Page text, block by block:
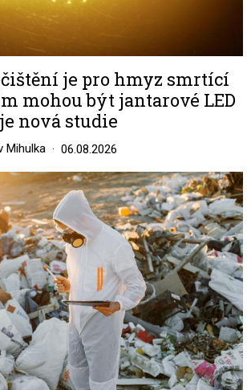
je pro hmyz smrtící
mohou být jantarové LED
nová studie
Mihulka 06.08.2026